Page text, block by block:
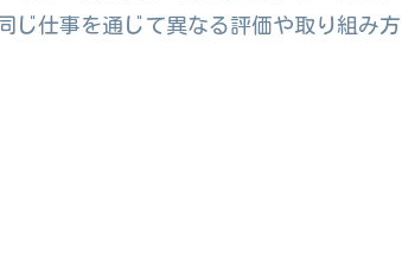
じ仕事を通じて異なる評価や取り組み方